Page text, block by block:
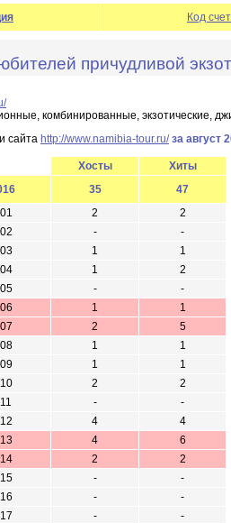
Код
причудливой
комбинированные, экзотические,
сайта http://www.namibia-tour.ru/ за август
Хосты
Хиты
35
47
01 2
2
02 -
-
03 1
1
04 1
2
05 -
-
06 1
1
07 2
5
08 1
1
09 1
1
10 2
2
11 -
-
12 4
4
13 4
6
14 2
2
15 -
-
16 -
-
17 -
-